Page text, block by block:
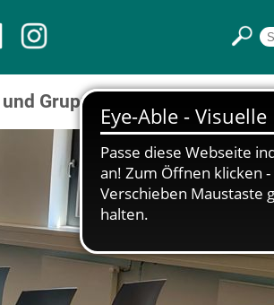
Gruppenräume